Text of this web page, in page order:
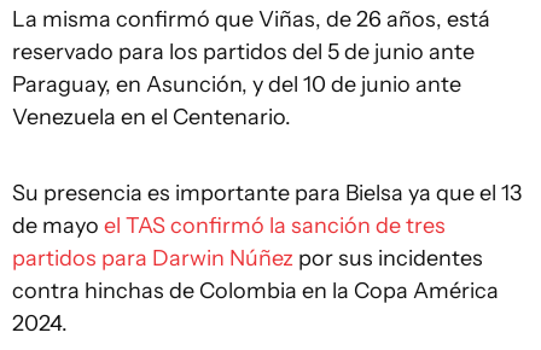
La misma confirmó que Viñas, de 26 años, está
reservado para los partidos del 5 de junio ante
Paraguay, en Asunción, y del 10 de junio ante
Venezuela en el Centenario.
Su presencia es importante para Bielsa ya que el 13
de mayo el TAS confirmó la sanción de tres
partidos para Darwin Núñez por sus incidentes
contra hinchas de Colombia en la Copa América
2024.